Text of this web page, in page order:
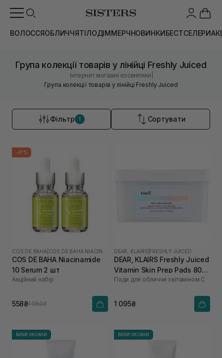
ВОЛОССЯОБЛИЧЧЯТІЛОДІММЕРЧНОВИНКИБЕСТСЕЛЕРИ
Група колекції товарів у лінійці Freshly Juiced
Інтернет магазин косметики
Група колекції товарів у лінійці Freshly Juiced
Фільтр 1 Сортувати
-47%
COS DE BAHA
COS DE BAHA Niacinamide
10 Serum 2 шт
Акційний набір
558₴1 050₴
DEAR, KLAIRS FRESHLY JUICED
DEAR, KLAIRS Freshly Juiced
Vitamin Skin Prep Pads 80
шт
Пади для обличчя з вітаміном С
1 095₴
ВИБІР ОКСАНИ ВИБІР ОКСАНИ